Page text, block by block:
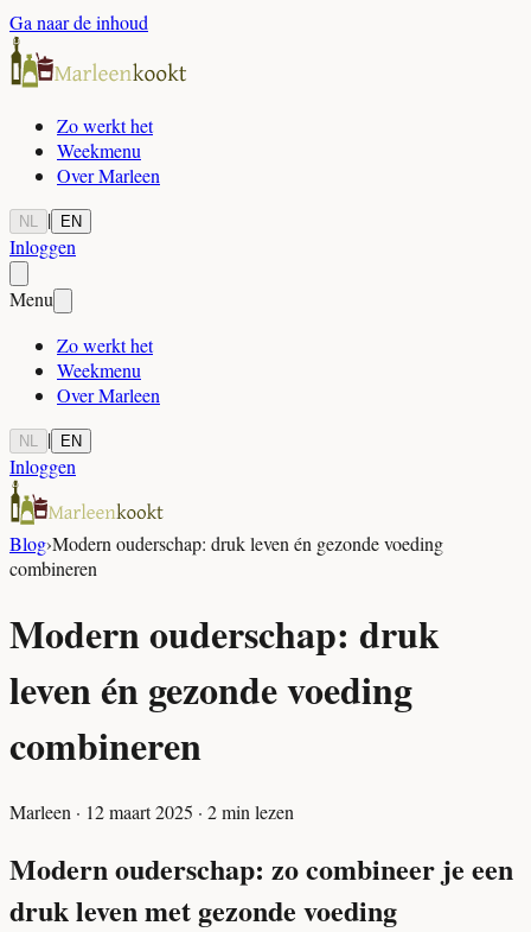
Ga naar de inhoud
Zo werkt het
Weekmenu
Over Marleen
NL | EN
Inloggen
Menu
Zo werkt het
Weekmenu
Over Marleen
NL | EN
Inloggen
Blog›Modern ouderschap: druk leven én gezonde voeding
combineren
Modern ouderschap: druk
leven én gezonde voeding
combineren
Marleen · 12 maart 2025 · 2min lezen
Modern ouderschap: zo combineer je een
druk leven met gezonde voeding